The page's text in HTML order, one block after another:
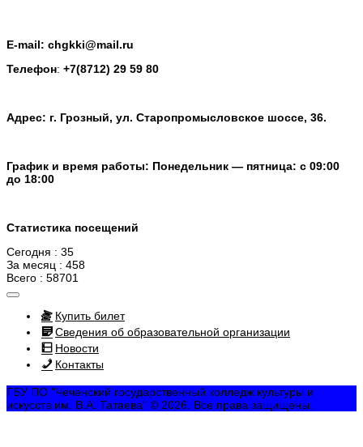
E-mail: chgkki@mail.ru
Телефон: +7(8712) 29 59 80
Адрес: г. Грозный, ул. Старопромысловское шоссе, 36.
График и время работы: Понедельник — пятница: с 09:00
до 18:00
Статистика посещений
Сегодня : 35
За месяц : 458
Всего : 58701
Купить билет
Сведения об образовательной организации
Новости
Контакты
ГБУ ПО "Чеченский государственный колледж культуры и
искусств им. В.А. Татаева" © 2026. Все права защищены.